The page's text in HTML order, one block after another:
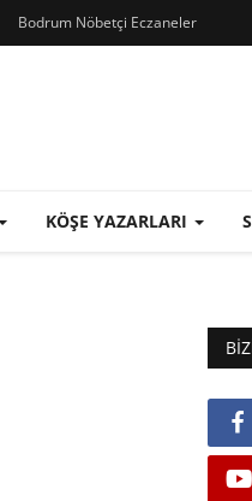
Bodrum Nöbetçi Eczaneler
KÖŞE YAZARLARI